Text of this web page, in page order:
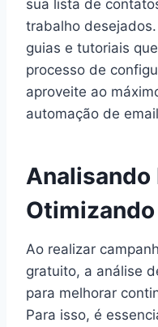
sua lista de
trabalho
guias e tutoriais
processo de
aproveite ao
automação de
Analisando
Ao realizar
gratuito, a análise
para melhorar
Para isso, é